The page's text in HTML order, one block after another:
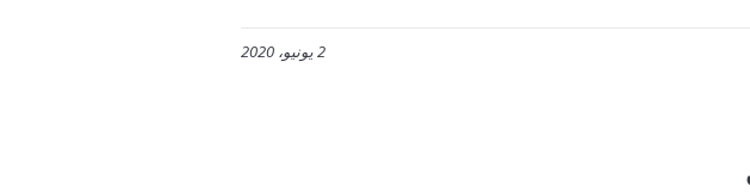
2 يونيو، 2020